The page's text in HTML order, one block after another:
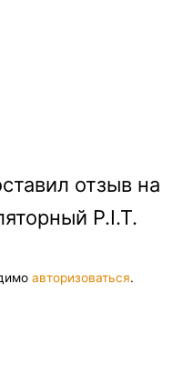
отзыв на
P.I.T.
авторизоваться.